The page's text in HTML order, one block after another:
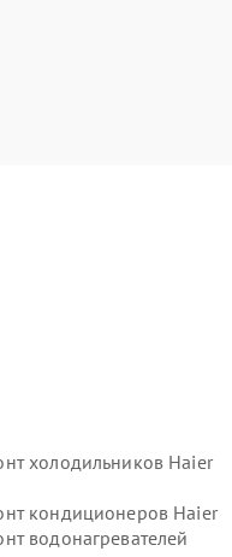
холодильников Haier
кондиционеров Haier
водонагревателей